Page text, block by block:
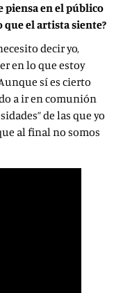
piensa en el público
el artista siente?
decir yo,
en lo que estoy
sí es cierto
a ir en comunión
de las que yo
al final no somos